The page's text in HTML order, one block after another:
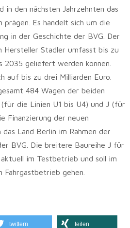
in den nächsten Jahrzehnten das
prägen. Es handelt sich um die
in der Geschichte der BVG. Der
Hersteller Stadler umfasst bis zu
2035 geliefert werden können.
auf bis zu drei Milliarden Euro.
484 Wagen der beiden
die Linien U1 bis U4) und J (für
Finanzierung der neuen
Land Berlin im Rahmen der
BVG. Die breitere Baureihe J für
im Testbetrieb und soll im
Fahrgastbetrieb gehen.
twittern teilen